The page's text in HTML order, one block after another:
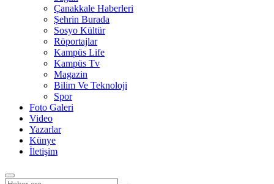
Çanakkale Haberleri
Şehrin Burada
Sosyo Kültür
Röportajlar
Kampüs Life
Kampüs Tv
Magazin
Bilim Ve Teknoloji
Spor
Foto Galeri
Video
Yazarlar
Künye
İletişim